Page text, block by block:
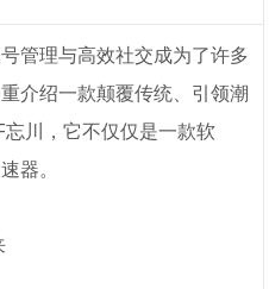
管理与高效社交成为了许多
介绍一款颠覆传统、引领潮
川，它不仅仅是一款软
器。